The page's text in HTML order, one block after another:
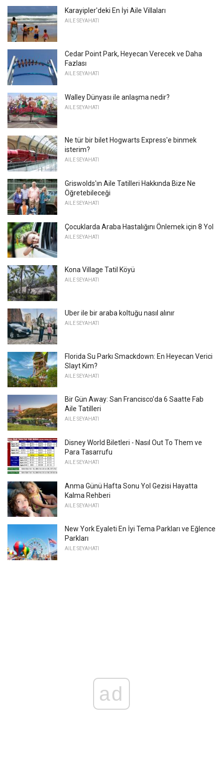
Karayipler'deki En İyi Aile Villaları
AILE SEYAHATI
Cedar Point Park, Heyecan Verecek ve Daha
Fazlası
AILE SEYAHATI
Walley Dünyası ile anlaşma nedir?
AILE SEYAHATI
Ne tür bir bilet Hogwarts Express'e binmek
isterim?
AILE SEYAHATI
Griswolds'ın Aile Tatilleri Hakkında Bize Ne
Öğretebileceği
AILE SEYAHATI
Çocuklarda Araba Hastalığını Önlemek için 8 Yol
AILE SEYAHATI
Kona Village Tatil Köyü
AILE SEYAHATI
Uber ile bir araba koltuğu nasıl alınır
AILE SEYAHATI
Florida Su Parkı Smackdown: En Heyecan Verici
Slayt Kim?
AILE SEYAHATI
Bir Gün Away: San Francisco'da 6 Saatte Fab
Aile Tatilleri
AILE SEYAHATI
Disney World Biletleri - Nasıl Out To Them ve
Para Tasarrufu
AILE SEYAHATI
Anma Günü Hafta Sonu Yol Gezisi Hayatta
Kalma Rehberi
AILE SEYAHATI
New York Eyaleti En İyi Tema Parkları ve Eğlence
Parkları
AILE SEYAHATI
ad